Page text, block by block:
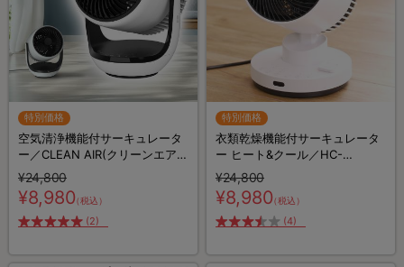
特別価格
空気清浄機能付サーキュレータ
ー／CLEAN AIR(クリーンエア
ー)／THREEUP(スリーアップ)
／軽量コンパクト／省エネ
¥24,800
¥8,980（税込）
(2)
特別価格
衣類乾燥機能付サーキュレータ
ー ヒート&クール／HC-
T2494WH
¥24,800
¥8,980（税込）
(4)